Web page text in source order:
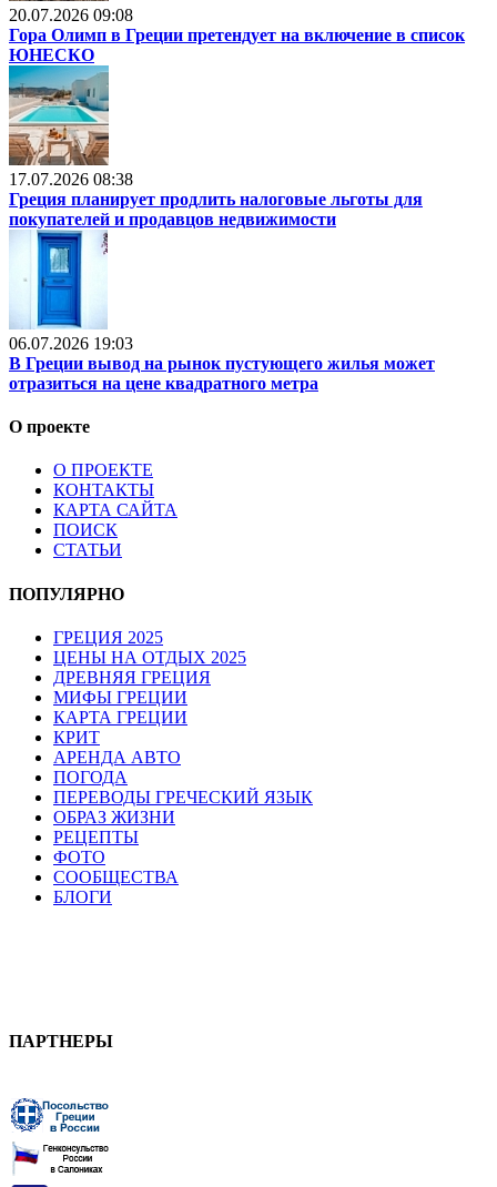
20.07.2026 09:08
Гора Олимп в Греции претендует на включение в список
ЮНЕСКО
17.07.2026 08:38
Греция планирует продлить налоговые льготы для
покупателей и продавцов недвижимости
06.07.2026 19:03
В Греции вывод на рынок пустующего жилья может
отразиться на цене квадратного метра
О проекте
О ПРОЕКТЕ
КОНТАКТЫ
КАРТА САЙТА
ПОИСК
СТАТЬИ
ПОПУЛЯРНО
ГРЕЦИЯ 2025
ЦЕНЫ НА ОТДЫХ 2025
ДРЕВНЯЯ ГРЕЦИЯ
МИФЫ ГРЕЦИИ
КАРТА ГРЕЦИИ
КРИТ
АРЕНДА АВТО
ПОГОДА
ПЕРЕВОДЫ ГРЕЧЕСКИЙ ЯЗЫК
ОБРАЗ ЖИЗНИ
РЕЦЕПТЫ
ФОТО
СООБЩЕСТВА
БЛОГИ
ПАРТНЕРЫ